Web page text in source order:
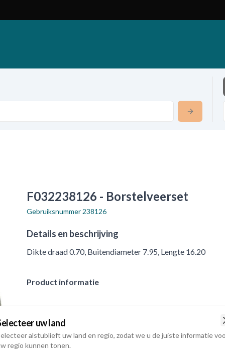
F032238126 - Borstelveerset
Gebruiksnummer 238126
Details en beschrijving
Dikte draad 0.70, Buitendiameter 7.95, Lengte 16.20
Product informatie
Dikte draad
Buitendiameter
uw land
alstublieft uw land en regio, zodat we u de juiste informatie
regio kunnen tonen.